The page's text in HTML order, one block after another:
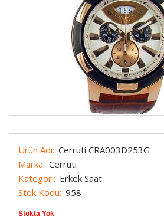
Ürün Adı: Cerruti CRA003D253G
Marka: Cerruti
Kategori: Erkek Saat
Stok Kodu: 958
Stokta Yok